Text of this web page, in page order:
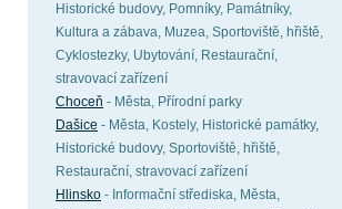
Historické budovy, Pomníky, Památníky,
Kultura a zábava, Muzea, Sportoviště, hřiště,
Cyklostezky, Ubytování, Restaurační,
stravovací zařízení
Choceň - Města, Přírodní parky
Dašice - Města, Kostely, Historické památky,
Historické budovy, Sportoviště, hřiště,
Restaurační, stravovací zařízení
Hlinsko - Informační střediska, Města,